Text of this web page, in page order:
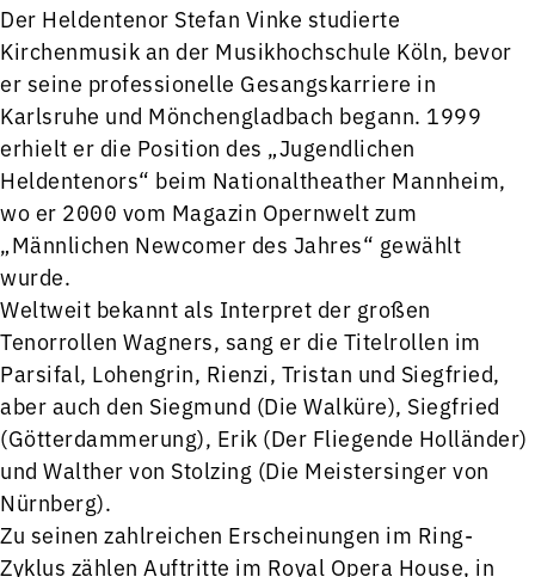
Der Heldentenor Stefan Vinke studierte
Kirchenmusik an der Musikhochschule Köln, bevor
er seine professionelle Gesangskarriere in
Karlsruhe und Mönchengladbach begann. 1999
erhielt er die Position des „Jugendlichen
Heldentenors“ beim Nationaltheather Mannheim,
wo er 2000 vom Magazin Opernwelt zum
„Männlichen Newcomer des Jahres“ gewählt
wurde.
Weltweit bekannt als Interpret der großen
Tenorrollen Wagners, sang er die Titelrollen im
Parsifal, Lohengrin, Rienzi, Tristan und Siegfried,
aber auch den Siegmund (Die Walküre), Siegfried
(Götterdammerung), Erik (Der Fliegende Holländer)
und Walther von Stolzing (Die Meistersinger von
Nürnberg).
Zu seinen zahlreichen Erscheinungen im Ring-
Zyklus zählen Auftritte im Royal Opera House, in